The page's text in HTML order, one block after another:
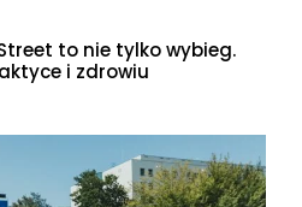
to nie tylko wybieg.
i zdrowiu